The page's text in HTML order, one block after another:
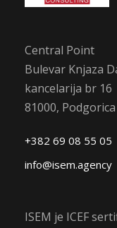
Central Point
Bulevar Knjaza
kancelarija br 16
81000, Podgorica
+382 69 08 55 05
info@isem.agency
ISEM je ICEF